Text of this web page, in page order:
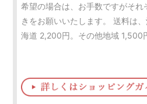
希望の場合は、お手数ですがそ
きをお願いいたします。 送料は
海道 2,200円。その他地域 1,500